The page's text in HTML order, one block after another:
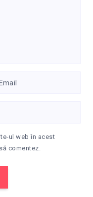
ul web în acest
comentez.